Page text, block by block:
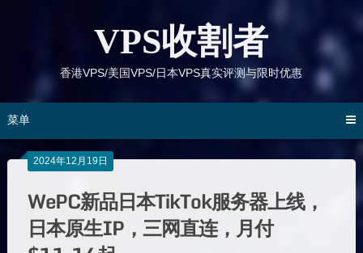
VPS收割者
香港VPS/美国VPS/日本VPS真实评测与限时优惠
菜单
2024年12月19日
WePC新品日本TikTok服务器上线，
日本原生IP，三网直连，月付